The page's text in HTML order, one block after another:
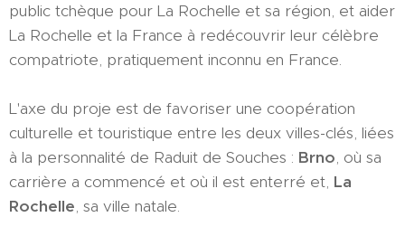
public tchèque pour La Rochelle et sa région, et aider
La Rochelle et la France à redécouvrir leur célèbre
compatriote, pratiquement inconnu en France.
L'axe du proje est de favoriser une coopération
culturelle et touristique entre les deux villes-clés, liées
à la personnalité de Raduit de Souches : Brno, où sa
carrière a commencé et où il est enterré et, La
Rochelle, sa ville natale.